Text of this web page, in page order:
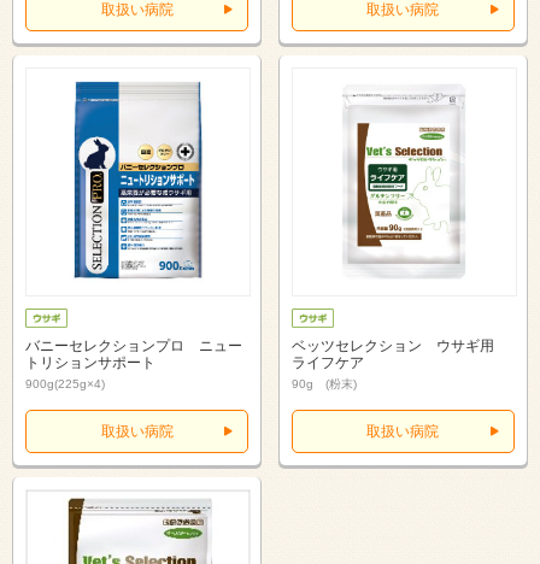
取扱い病院 取扱い病院
バニーセレクションプロ ニュー
トリションサポート
900g(225g×4)
取扱い病院
ベッツセレクション ウサギ用
ライフケア
90g (粉末)
取扱い病院